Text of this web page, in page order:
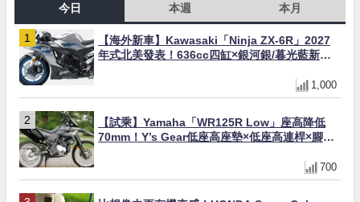
今日 本週 本月
【海外新車】Kawasaki「Ninja ZX-6R」2027
年式北美發表！636cc四缸×銀河銀/暮光藍新色
1,000
【試乘】Yamaha「WR125R Low」座高降低
70mm！Y’s Gear低座高座墊×低座高連桿×腳踏
700